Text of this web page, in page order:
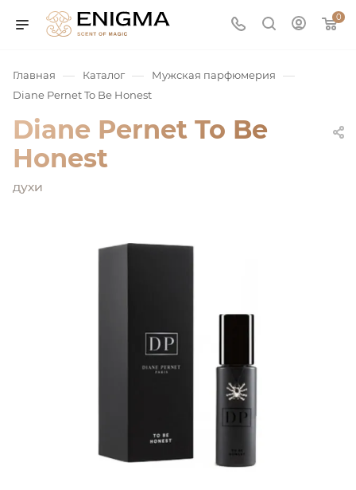
0
Главная — Каталог — Мужская парфюмерия —
Diane Pernet To Be Honest
Diane Pernet To Be
Honest
духи